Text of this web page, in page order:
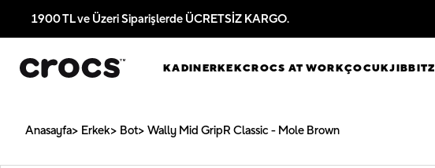
1900 TL ve Üzeri Siparişlerde ÜCRETSİZ KARGO.
KADINERKEKCROCS AT WORKÇOCUKJIBBITZ
Anasayfa Erkek Bot Wally Mid GripR Classic - Mole Brown